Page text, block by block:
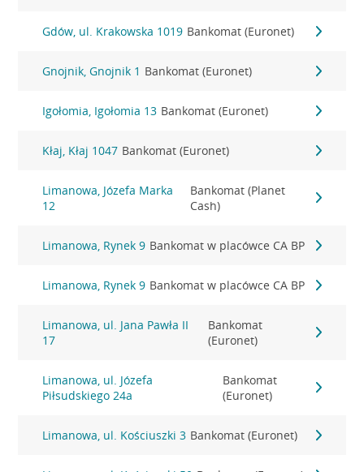
Gdów, ul. Krakowska 1019 Bankomat (Euronet)
Gnojnik, Gnojnik 1 Bankomat (Euronet)
Igołomia, Igołomia 13 Bankomat (Euronet)
Kłaj, Kłaj 1047 Bankomat (Euronet)
Limanowa, Józefa Marka
12
Bankomat (Planet
Cash)
Limanowa, Rynek 9 Bankomat w placówce CA BP
Limanowa, Rynek 9 Bankomat w placówce CA BP
Limanowa, ul. Jana Pawła II
17
Bankomat
(Euronet)
Limanowa, ul. Józefa
Piłsudskiego 24a
Bankomat
(Euronet)
Limanowa, ul. Kościuszki 3 Bankomat (Euronet)